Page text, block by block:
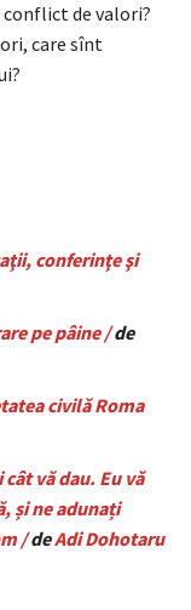
de valori?
care sînt
conferinţe şi
pe pâine /de
civilă Roma
vă dau. Eu vă
și ne adunați
/deAdi Dohotaru